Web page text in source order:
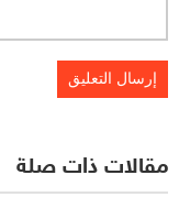
مقالات ذات صلة